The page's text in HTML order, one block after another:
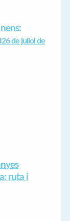
26 de juliol de
ruta i